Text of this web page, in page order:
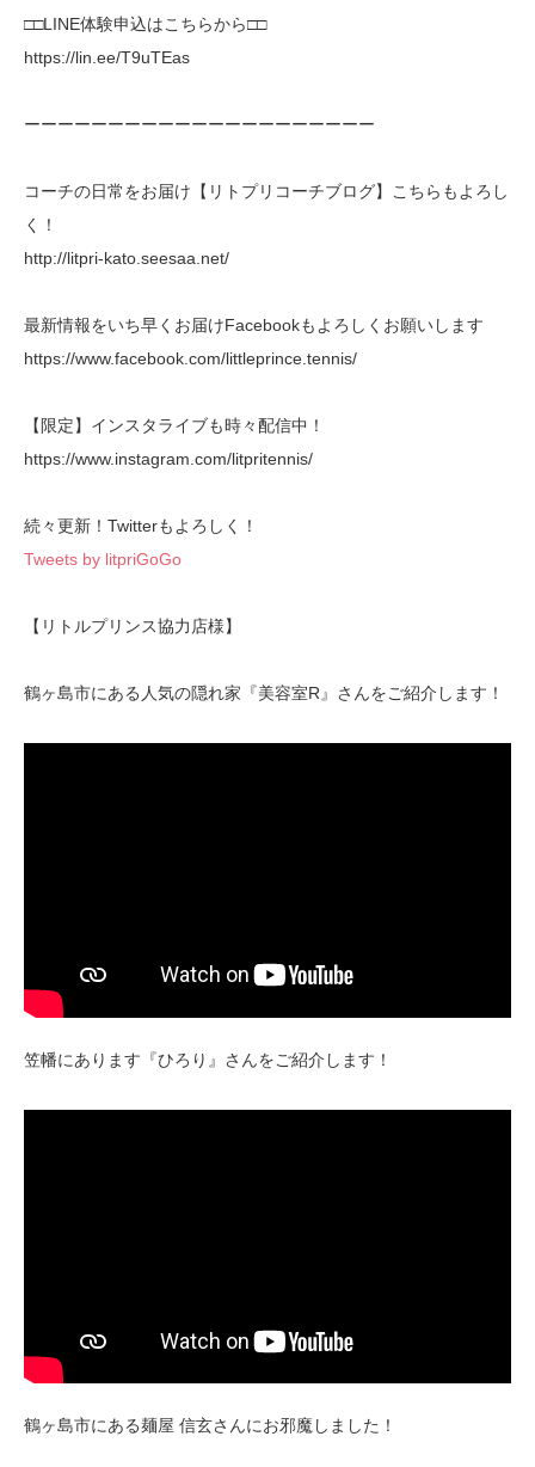
□□LINE体験申込はこちらから□□
https://lin.ee/T9uTEas
ーーーーーーーーーーーーーーーーーーーーー
コーチの日常をお届け【リトプリコーチブログ】こちらもよろし
く！
http://litpri-kato.seesaa.net/
最新情報をいち早くお届けFacebookもよろしくお願いします
https://www.facebook.com/littleprince.tennis/
【限定】インスタライブも時々配信中！
https://www.instagram.com/litpritennis/
続々更新！Twitterもよろしく！
Tweets by litpriGoGo
【リトルプリンス協力店様】
鶴ヶ島市にある人気の隠れ家『美容室R』さんをご紹介します！
笠幡にあります『ひろり』さんをご紹介します！
鶴ヶ島市にある麺屋 信玄さんにお邪魔しました！